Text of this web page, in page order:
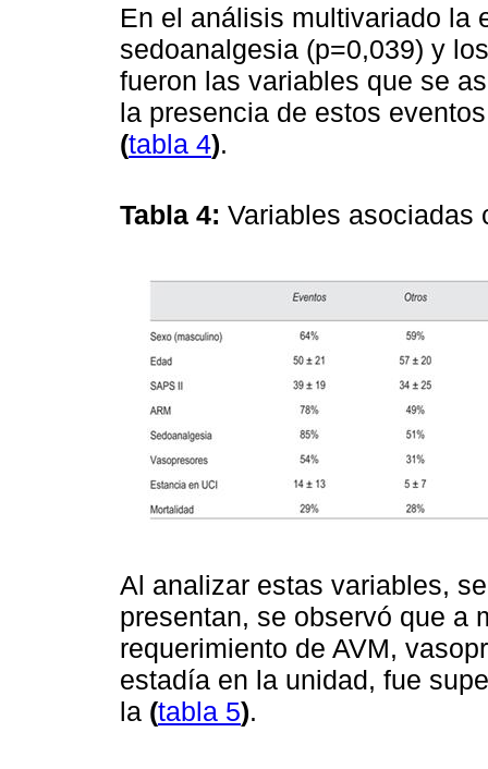
En el análisis multivariado la
sedoanalgesia (p=0,039) y
fueron las variables que se
la presencia de estos
(tabla 4).
Tabla 4: Variables
Al analizar estas variables,
presentan, se observó que a
requerimiento de AVM,
estadía en la unidad, fue
la (tabla 5).